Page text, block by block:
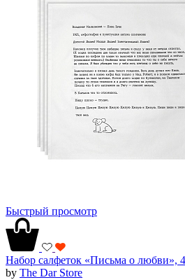
Быстрый просмотр
Набор салфеток «Письма о любви»,
by The Dar Store